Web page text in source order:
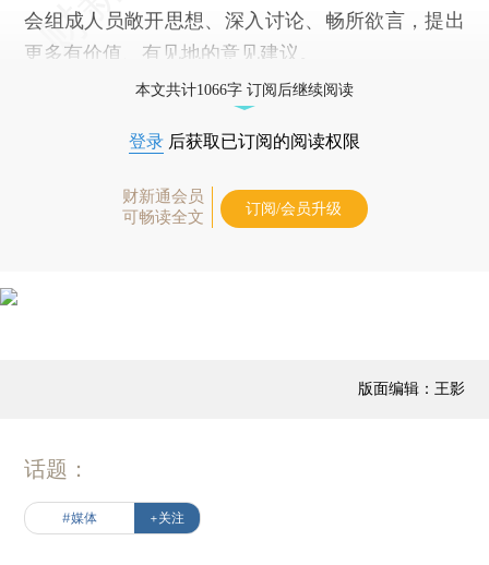
会组成人员敞开思想、深入讨论、畅所欲言，提出
更多有价值、有见地的意见建议。
本文共计1066字 订阅后继续阅读
登录 后获取已订阅的阅读权限
财新通会员
可畅读全文
订阅/会员升级
版面编辑：王影
话题：
#媒体 +关注